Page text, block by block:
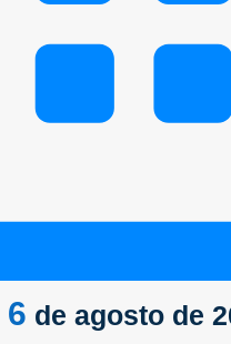
6 de agosto de